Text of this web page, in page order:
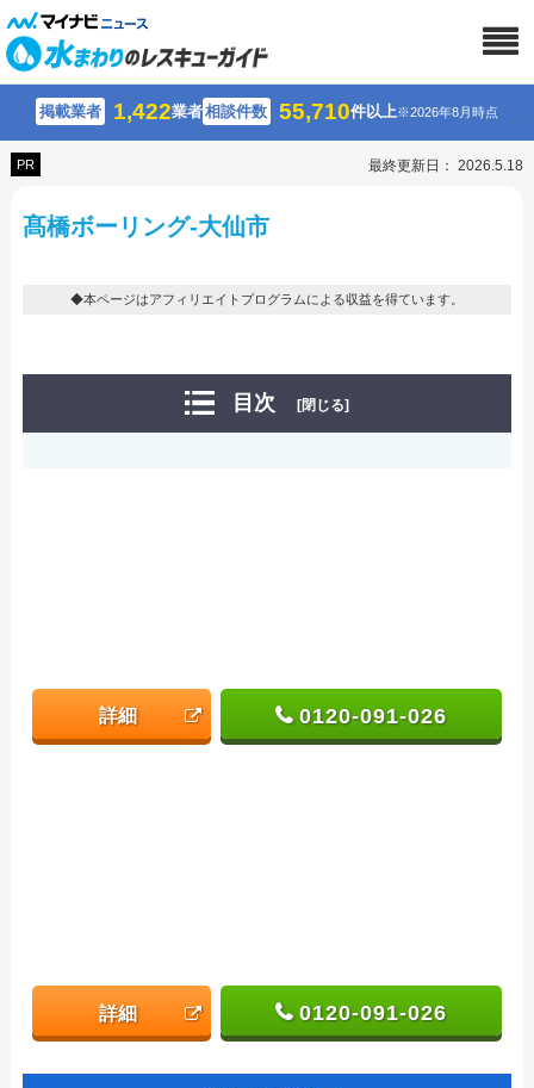
掲載業者 1,422業者相談件数 55,710件以上※2026年8月時点
PR 最終更新日： 2026.5.18
髙橋ボーリング-大仙市
◆本ページはアフィリエイトプログラムによる収益を得ています。
目次 [閉じる]
詳細 0120-091-026
詳細 0120-091-026